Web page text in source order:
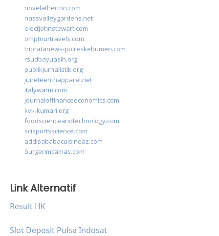
novelatherton.com
nassvalleygardens.net
electjohnstewart.com
omptourtravels.com
tribratanews-polreskebumen.com
rsudbayuasih.org
publikjurnalistik.org
juneteenthapparel.net
italywarm.com
journaloffinanceeconomics.com
kvk-kumari.org
foodscienceandtechnology.com
scisportsscience.com
addisababacuisineaz.com
burgerimcamas.com
Link Alternatif
Result HK
Slot Deposit Pulsa Indosat